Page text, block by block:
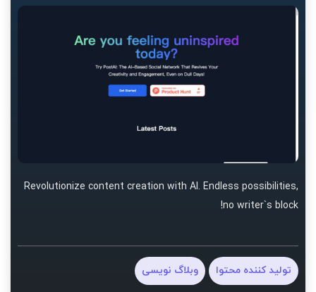
Revolutionize content creation with AI. Endless possibilities,
no writer`s block!
تولید کننده محتوا وبلاگ نویسی